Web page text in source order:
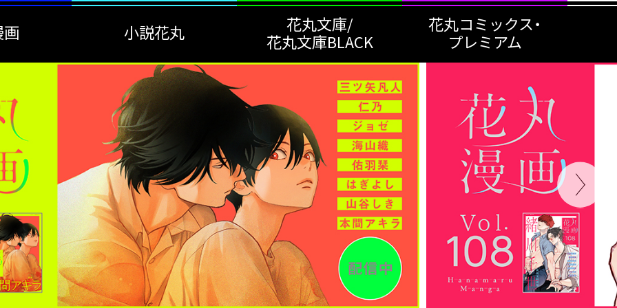
小説花丸 花丸文庫/
花丸文庫BLACK
花丸コミックス・
プレミアム